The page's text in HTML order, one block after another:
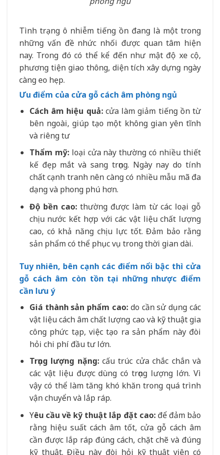
Tình trạng ô nhiễm tiếng ồn đang là một trong
những vấn đề nhức nhối được quan tâm hiện
nay. Trong đó có thể kể đến như mật độ xe cộ,
phương tiện giao thông, diện tích xây dựng ngày
càng eo hẹp.
Ưu điểm của cửa gỗ cách âm phòng ngủ
Cách âm hiệu quả: cửa làm giảm tiếng ồn từ
bên ngoài, giúp tạo một không gian yên tĩnh
và riêng tư
Thẩm mỹ:loại cửa này thường có nhiều thiết
kế đẹp mắt và sang trọng. Ngày nay do tính
chất cạnh tranh nên càng có nhiều mẫu mã đa
dạng và phong phú hơn.
Độ bền cao:thường được làm từ các loại gỗ
chịu nước kết hợp với các vật liệu chất lượng
cao, có khả năng chịu lực tốt. Đảm bảo rằng
sản phẩm có thể phục vụ trong thời gian dài.
Tuy nhiên, bên cạnh các điểm nổi bậc thì cửa
gỗ cách âm còn tồn tại những nhược điểm
cần lưu ý
Giá thành sản phẩm cao: do cần sử dụng các
vật liệu cách âm chất lượng cao và kỹ thuật gia
công phức tạp, việc tạo ra sản phẩm này đòi
hỏi chi phí đầu tư lớn.
Trọng lượng nặng:cấu trúc cửa chắc chắn và
các vật liệu được dùng có trọng lượng lớn. Vì
vậy có thể làm tăng khó khăn trong quá trình
vận chuyển và lắp ráp.
Yêu cầu về kỹ thuật lắp đặt cao: để đảm bảo
rằng hiệu suất cách âm tốt, cửa gỗ cách âm
cần được lắp ráp đúng cách, chặt chẽ và đúng
kỹ thuật. Điều này đòi hỏi kỹ thuật viên có